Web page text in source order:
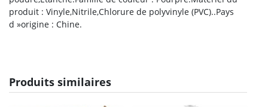
produit : Vinyle,Nitrile,Chlorure de polyvinyle (PVC)..Pays
d »origine : Chine.
Produits similaires